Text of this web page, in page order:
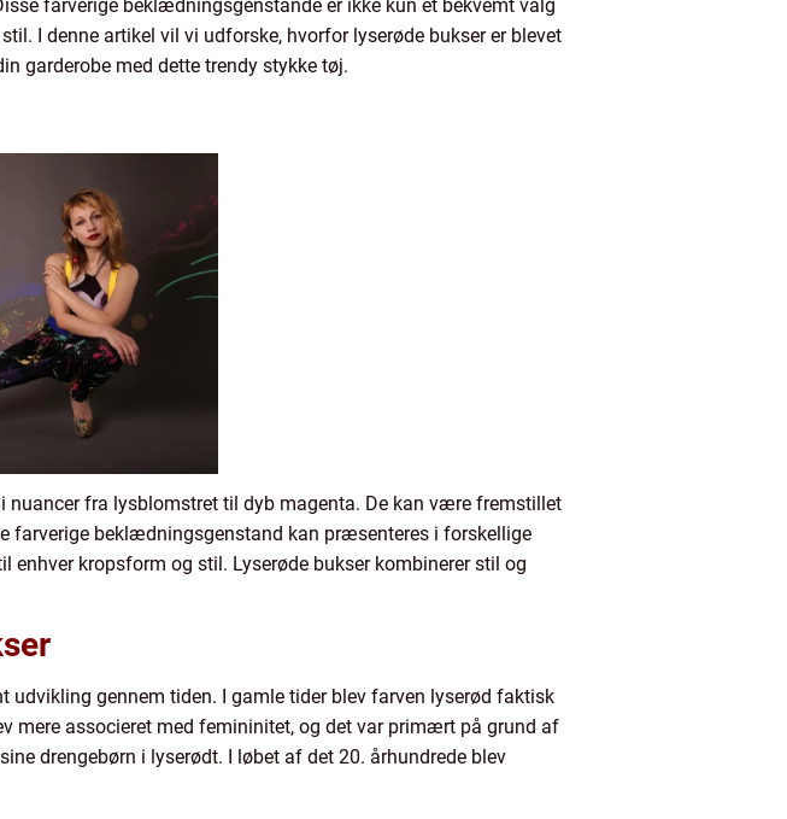
farverige beklædningsgenstande er ikke kun et bekvemt valg
I denne artikel vil vi udforske, hvorfor lyserøde bukser er blevet
garderobe med dette trendy stykke tøj.
nuancer fra lysblomstret til dyb magenta. De kan være fremstillet
farverige beklædningsgenstand kan præsenteres i forskellige
enhver kropsform og stil. Lyserøde bukser kombinerer stil og
udvikling gennem tiden. I gamle tider blev farven lyserød faktisk
mere associeret med femininitet, og det var primært på grund af
drengebørn i lyserødt. I løbet af det 20. århundrede blev